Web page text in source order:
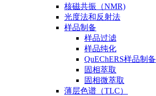
核磁共振（NMR)
光度法和反射法
样品制备
样品过滤
样品纯化
QuEChERS样品制备
固相萃取
固相微萃取
薄层色谱（TLC）